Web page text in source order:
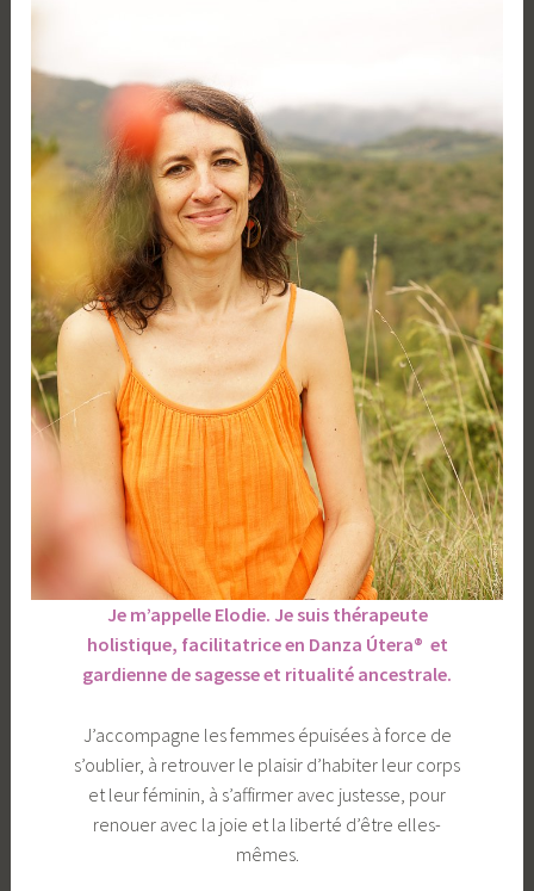
Je m’appelle Elodie. Je suis thérapeute
holistique, facilitatrice en Danza Útera® et
gardienne de sagesse et ritualité ancestrale.
J’accompagne les femmes épuisées à force de
s’oublier, à retrouver le plaisir d’habiter leur corps
et leur féminin, à s’affirmer avec justesse, pour
renouer avec la joie et la liberté d’être elles-
mêmes.